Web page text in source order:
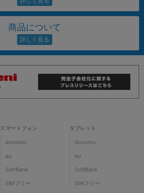
商品について
スマートフォン
docomo
au
SoftBank
SIMフリー
タブレット
docomo
au
SoftBank
SIMフリー